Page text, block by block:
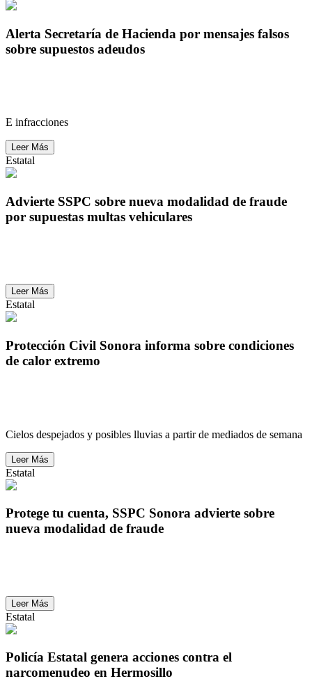
Alerta Secretaría de Hacienda por mensajes falsos
sobre supuestos adeudos
E infracciones
Leer Más
Estatal
Advierte SSPC sobre nueva modalidad de fraude
por supuestas multas vehiculares
Leer Más
Estatal
Protección Civil Sonora informa sobre condiciones
de calor extremo
Cielos despejados y posibles lluvias a partir de mediados de semana
Leer Más
Estatal
Protege tu cuenta, SSPC Sonora advierte sobre
nueva modalidad de fraude
Leer Más
Estatal
Policía Estatal genera acciones contra el
narcomenudeo en Hermosillo